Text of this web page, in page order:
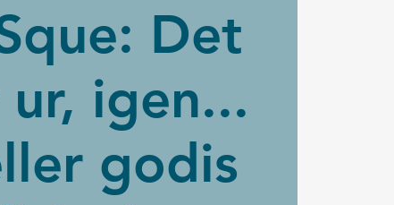
Det
igen...
godis